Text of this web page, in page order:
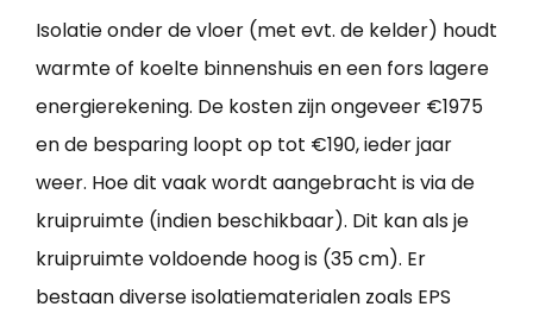
Isolatie onder de vloer (met evt. de kelder) houdt
warmte of koelte binnenshuis en een fors lagere
energierekening. De kosten zijn ongeveer €1975
en de besparing loopt op tot €190, ieder jaar
weer. Hoe dit vaak wordt aangebracht is via de
kruipruimte (indien beschikbaar). Dit kan als je
kruipruimte voldoende hoog is (35 cm). Er
bestaan diverse isolatiematerialen zoals EPS